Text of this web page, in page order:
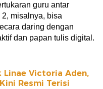
guru antar
misalnya, bisa
daring dengan
dan papan tulis digital.
Victoria Aden,
Resmi Terisi